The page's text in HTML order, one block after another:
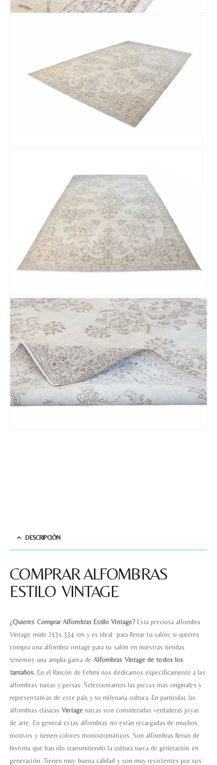
DESCRIPCIÓN
COMPRAR ALFOMBRAS
ESTILO VINTAGE
¿Quieres Comprar Alfombras Estilo Vintage?Esta preciosa alfombra
Vintage mide 213x 334 cm y es ideal para llenar tu salón; si quieres
compra una alfombra vintage para tu salón en nuestras tiendas
tenemos una amplia gama de Alfombras Vintage de todos los
tamaños. En el Rincón de Fehmi nos dedicamos específicamente a las
alfombras turcas y persas. Seleccionamos las piezas más originales y
representativas de este país y su milenaria cultura. En particular, las
alfombras clásicasVintageturcas son consideradas verdaderas joyas
de arte. En general estas alfombras no están recargadas de muchos
motivos y tienen colores monocromáticos. Son alfombras llenas de
historia que han ido transmitiendo la cultura turca de generación en
generación. Tienen muy buena calidad y son muy resistentes por sus
Nombre y apellido*
Teléfono